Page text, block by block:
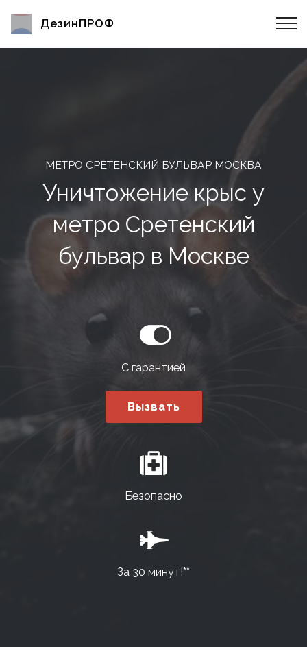
ДезинПРОФ
МЕТРО СРЕТЕНСКИЙ БУЛЬВАР МОСКВА
Уничтожение крыс у
метро Сретенский
бульвар в Москве
С гарантией
Вызвать
Безопасно
За 30 минут!**